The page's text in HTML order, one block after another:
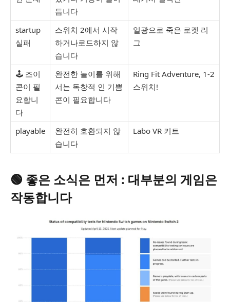
듭니다
startup
실패
스위치 2에서 시작
하거나로드하지 않
습니다
일광으로 죽은 로켓 리
그
🕹 조이
콘이 필
요합니
다
완전한 놀이를 위해
서는 독창적 인 기쁨
콘이 필요합니다
Ring Fit Adventure, 1-2
스위치!
playable
완전히 호환되지 않
습니다
Labo VR 키트
🟢 좋은 소식은 먼저 : 대부분의 게임은
작동합니다